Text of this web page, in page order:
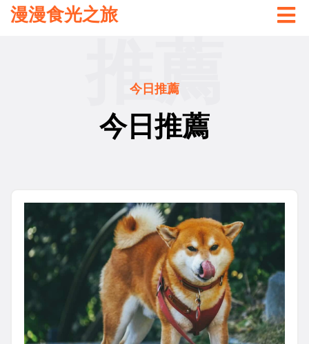
漫漫食光之旅
推薦
今日推薦
今日推薦